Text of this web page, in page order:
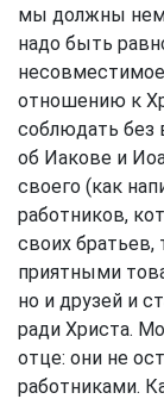
мы должны
надо быть
отношению к
соблюдать без
об Иакове и
своего (как
работников,
своих братьев,
приятными
но и друзей и
ради Христа.
отце: они не
работниками.